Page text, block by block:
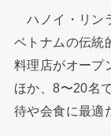
ハノイ・リン
ベトナムの伝統
料理店がオープ
ほか、8〜20名
待や会食に最適